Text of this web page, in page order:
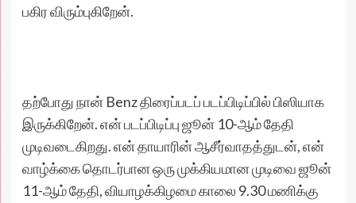
பகிர விரும்புகிறேன்.
தற்போது நான் Benz திரைப்படப் படப்பிடிப்பில் பிஸியாக
இருக்கிறேன். என் படப்பிடிப்பு ஜூன் 10-ஆம் தேதி
முடிவடைகிறது. என் தாயாரின் ஆசீர்வாதத்துடன், என்
வாழ்க்கை தொடர்பான ஒரு முக்கியமான முடிவை ஜூன்
11-ஆம் தேதி, வியாழக்கிழமை காலை 9.30 மணிக்கு